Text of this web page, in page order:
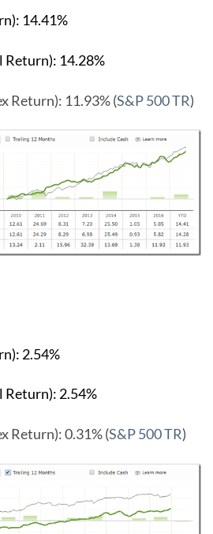
14.41%
Return): 14.28%
Return): 11.93% (S&P 500 TR)
2.54%
Return): 2.54%
Return): 0.31% (S&P 500 TR)